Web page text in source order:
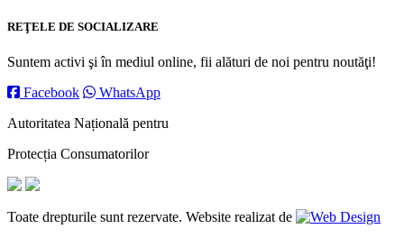
REŢELE DE SOCIALIZARE
Suntem activi şi în mediul online, fii alături de noi pentru noutăţi!
Facebook
WhatsApp
Autoritatea Națională pentru
Protecția Consumatorilor
Toate drepturile sunt rezervate. Website realizat de